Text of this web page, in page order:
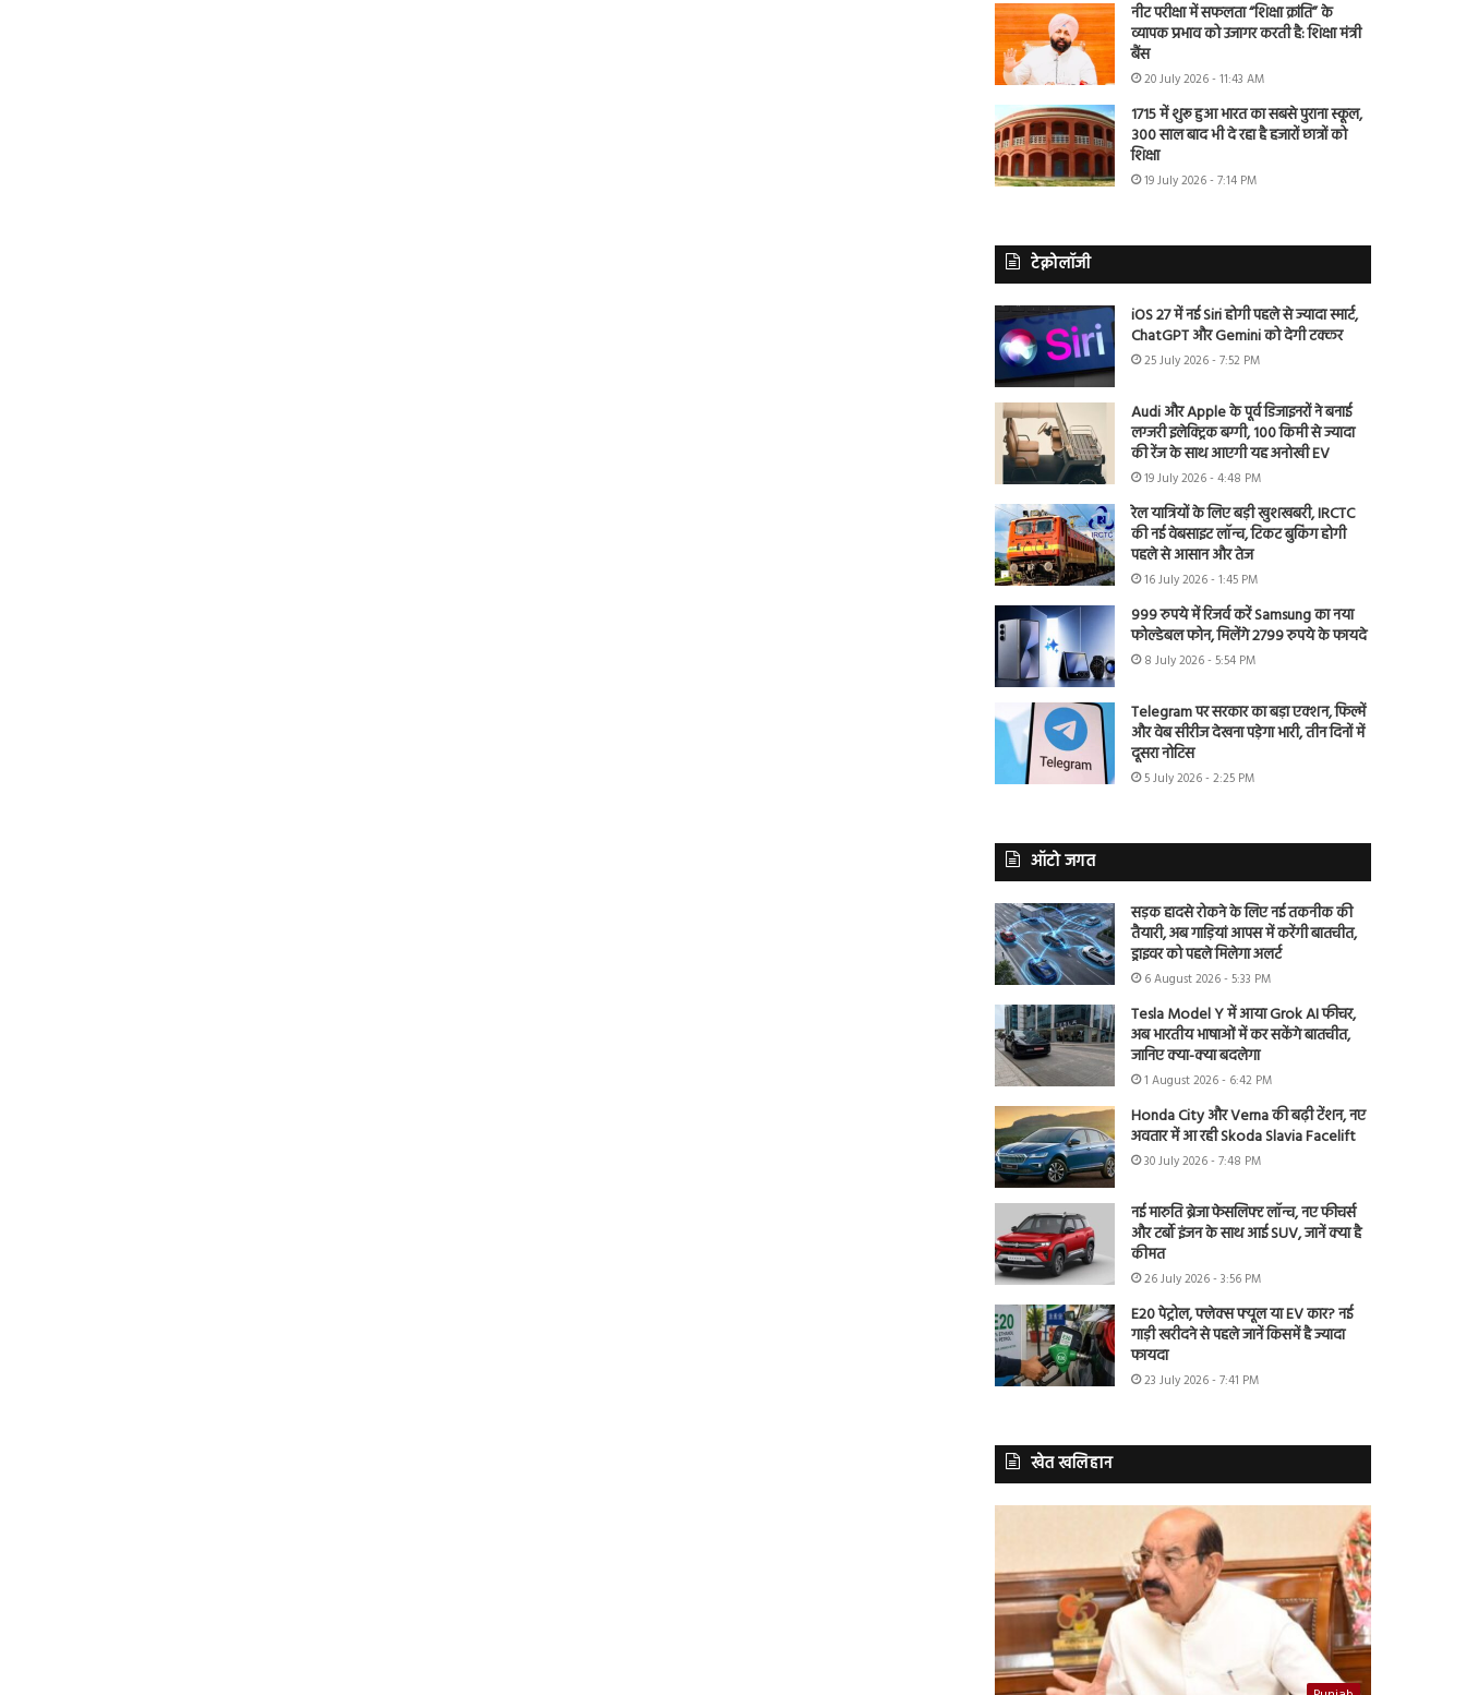
नीट परीक्षा में सफलता “शिक्षा क्रांति” के
व्यापक प्रभाव को उजागर करती है: शिक्षा मंत्री
बैंस
20 July 2026 - 11:43 AM
1715 में शुरू हुआ भारत का सबसे पुराना स्कूल,
300 साल बाद भी दे रहा है हजारों छात्रों को
शिक्षा
19 July 2026 - 7:14 PM
टेक्नोलॉजी
iOS 27 में नई Siri होगी पहले से ज्यादा स्मार्ट,
ChatGPT और Gemini को देगी टक्कर
25 July 2026 - 7:52 PM
Audi और Apple के पूर्व डिजाइनरों ने बनाई
लग्जरी इलेक्ट्रिक बग्गी, 100 किमी से ज्यादा
की रेंज के साथ आएगी यह अनोखी EV
19 July 2026 - 4:48 PM
रेल यात्रियों के लिए बड़ी खुशखबरी, IRCTC
की नई वेबसाइट लॉन्च, टिकट बुकिंग होगी
पहले से आसान और तेज
16 July 2026 - 1:45 PM
999 रुपये में रिजर्व करें Samsung का नया
फोल्डेबल फोन, मिलेंगे 2799 रुपये के फायदे
8 July 2026 - 5:54 PM
Telegram पर सरकार का बड़ा एक्शन, फिल्में
और वेब सीरीज देखना पड़ेगा भारी, तीन दिनों में
दूसरा नोटिस
5 July 2026 - 2:25 PM
ऑटो जगत
सड़क हादसे रोकने के लिए नई तकनीक की
तैयारी, अब गाड़ियां आपस में करेंगी बातचीत,
ड्राइवर को पहले मिलेगा अलर्ट
6 August 2026 - 5:33 PM
Tesla Model Y में आया Grok AI फीचर,
अब भारतीय भाषाओं में कर सकेंगे बातचीत,
जानिए क्या-क्या बदलेगा
1 August 2026 - 6:42 PM
Honda City और Verna की बढ़ी टेंशन, नए
अवतार में आ रही Skoda Slavia Facelift
30 July 2026 - 7:48 PM
नई मारुति ब्रेजा फेसलिफ्ट लॉन्च, नए फीचर्स
और टर्बो इंजन के साथ आई SUV, जानें क्या है
कीमत
26 July 2026 - 3:56 PM
E20 पेट्रोल, फ्लेक्स फ्यूल या EV कार? नई
गाड़ी खरीदने से पहले जानें किसमें है ज्यादा
फायदा
23 July 2026 - 7:41 PM
खेत खलिहान